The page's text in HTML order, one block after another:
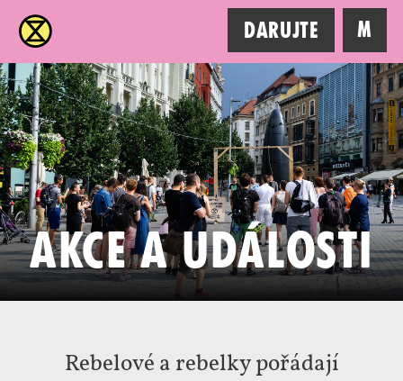
Darujte M
Akce a události
Rebelové a rebelky pořádají